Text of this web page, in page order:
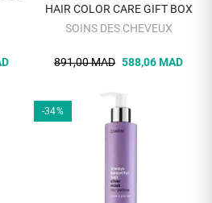
HAIR COLOR CARE GIFT BOX
SOINS DES CHEVEUX
891,00 MAD 588,06 MAD
-34%